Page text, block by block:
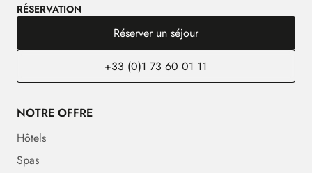
RÉSERVATION
Réserver un séjour
+33 (0)1 73 60 01 11
NOTRE OFFRE
Hôtels
Spas